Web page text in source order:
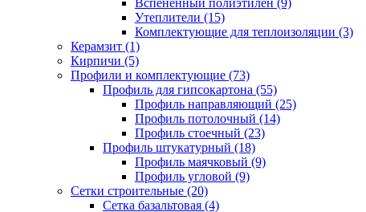
Вспененный полиэтилен (9)
Утеплители (15)
Комплектующие для теплоизоляции (3)
Керамзит (1)
Кирпичи (5)
Профили и комплектующие (73)
Профиль для гипсокартона (55)
Профиль направляющий (25)
Профиль потолочный (14)
Профиль стоечный (23)
Профиль штукатурный (18)
Профиль маячковый (9)
Профиль угловой (9)
Сетки строительные (20)
Сетка базальтовая (4)